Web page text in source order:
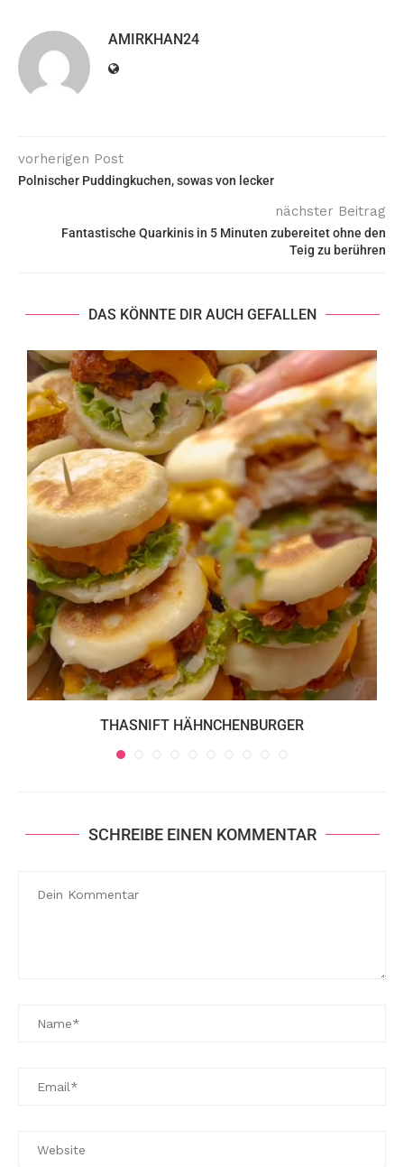
AMIRKHAN24
vorherigen Post
Polnischer Puddingkuchen, sowas von lecker
nächster Beitrag
Fantastische Quarkinis in 5 Minuten zubereitet ohne den
Teig zu berühren
DAS KÖNNTE DIR AUCH GEFALLEN
THASNIFT HÄHNCHENBURGER
SCHREIBE EINEN KOMMENTAR